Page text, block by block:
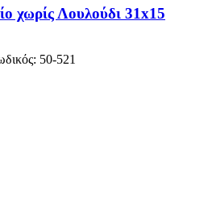
χωρίς Λουλούδι 31x15
50-521